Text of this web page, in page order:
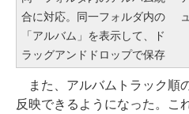
合に対応。同一フォルダ内の
「アルバム」を表示して、ド
ラッグアンドドロップで保存
また、アルバムトラック順
反映できるようになった。こ